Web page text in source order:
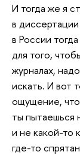
И тогда же я
в
в России
для того,
журналах,
искать. И вот
ощущение, что
ты пытаешься
и не какой-то
где-то